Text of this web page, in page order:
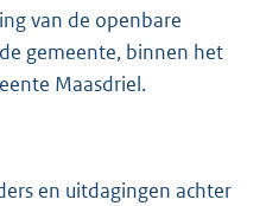
van de openbare
gemeente, binnen het
Maasdriel.
en uitdagingen achter